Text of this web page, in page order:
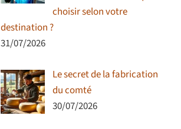
choisir selon votre
destination ?
31/07/2026
Le secret de la fabrication
du comté
30/07/2026